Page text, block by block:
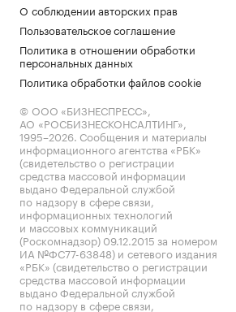
О соблюдении авторских прав
Пользовательское соглашение
Политика в отношении обработки
персональных данных
Политика обработки файлов cookie
© ООО «БИЗНЕСПРЕСС»,
АО «РОСБИЗНЕСКОНСАЛТИНГ»,
1995–2026. Сообщения и материалы
информационного агентства «РБК»
(свидетельство о регистрации
средства массовой информации
выдано Федеральной службой
по надзору в сфере связи,
информационных технологий
и массовых коммуникаций
(Роскомнадзор) 09.12.2015 за номером
ИА №ФС77-63848) и сетевого издания
«РБК» (свидетельство о регистрации
средства массовой информации
выдано Федеральной службой
по надзору в сфере связи,